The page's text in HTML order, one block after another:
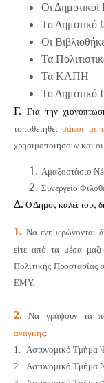
Οι Δημοτικοί
Το Δημοτικό
Οι
Τα
Τα ΚΑΠΗ
Το Δημοτικό
Γ.
Για την
τοποθετηθεί σάκοι με
χρησιμοποιήσουν και
Αμαξοστάσιο
Συνεργείο
Δ. ΟΔήμος καλεί τους
1.Να ενημερώνονται
είτε από τα μέσα
Πολιτικής Προστασίας
ΕΜΥ.
2. Να γράψουν τα
ανάγκης:
1. Αστυνομικό Τμήμα
2. Αστυνομικό Τμήμα